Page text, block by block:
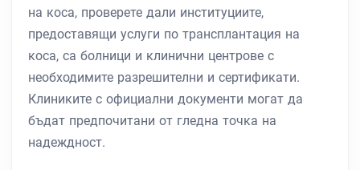
на коса, проверете дали институциите,
предоставящи услуги по трансплантация на
коса, са болници и клинични центрове с
необходимите разрешителни и сертификати.
Клиниките с официални документи могат да
бъдат предпочитани от гледна точка на
надеждност.